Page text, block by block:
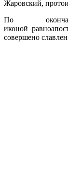
Жаровский,
По
иконой
совершено